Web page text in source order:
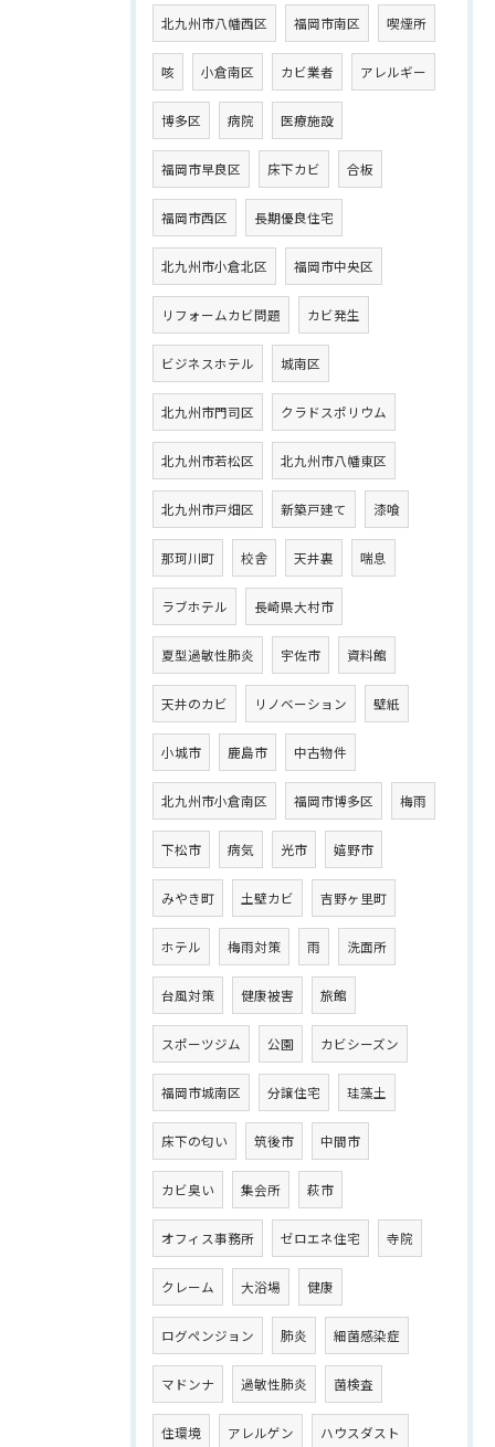
北九州市八幡西区 福岡市南区 喫煙所
咳 小倉南区 カビ業者 アレルギー
博多区 病院 医療施設
福岡市早良区 床下カビ 合板
福岡市西区 長期優良住宅
北九州市小倉北区 福岡市中央区
リフォームカビ問題 カビ発生
ビジネスホテル 城南区
北九州市門司区 クラドスポリウム
北九州市若松区 北九州市八幡東区
北九州市戸畑区 新築戸建て 漆喰
那珂川町 校舎 天井裏 喘息
ラブホテル 長崎県大村市
夏型過敏性肺炎 宇佐市 資料館
天井のカビ リノベーション 壁紙
小城市 鹿島市 中古物件
北九州市小倉南区 福岡市博多区 梅雨
下松市 病気 光市 嬉野市
みやき町 土壁カビ 吉野ヶ里町
ホテル 梅雨対策 雨 洗面所
台風対策 健康被害 旅館
スポーツジム 公園 カビシーズン
福岡市城南区 分譲住宅 珪藻土
床下の匂い 筑後市 中間市
カビ臭い 集会所 萩市
オフィス事務所 ゼロエネ住宅 寺院
クレーム 大浴場 健康
ログペンジョン 肺炎 細菌感染症
マドンナ 過敏性肺炎 菌検査
住環境 アレルゲン ハウスダスト